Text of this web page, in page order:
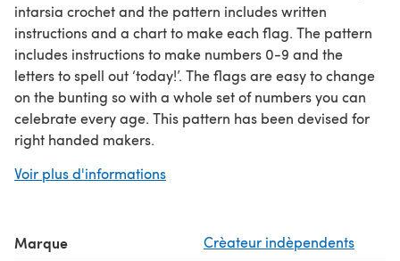
intarsia crochet and the pattern includes written
instructions and a chart to make each flag. The pattern
includes instructions to make numbers 0-9 and the
letters to spell out ‘today!’. The flags are easy to change
on the bunting so with a whole set of numbers you can
celebrate every age. This pattern has been devised for
right handed makers.
DMC Natura Just Cotton Medium 1.76oz (50g) 82 yds
make all flags including numbers 0-9 and word ‘today!’;
Voir plus d'informations
Marque Crèateur indèpendents